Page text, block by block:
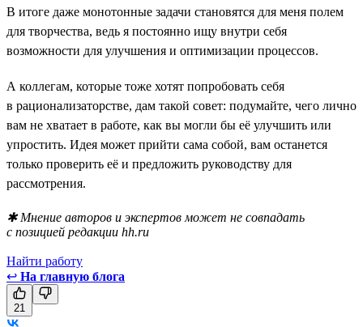
В итоге даже монотонные задачи становятся для меня полем
для творчества, ведь я постоянно ищу внутри себя
возможности для улучшения и оптимизации процессов.
А коллегам, которые тоже хотят попробовать себя
в рационализаторстве, дам такой совет: подумайте, чего лично
вам не хватает в работе, как вы могли бы её улучшить или
упростить. Идея может прийти сама собой, вам останется
только проверить её и предложить руководству для
рассмотрения.
✱ Мнение авторов и экспертов может не совпадать
с позицией редакции hh.ru
Найти работу
↩ На главную блога
21